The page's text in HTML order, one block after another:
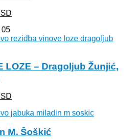
450.00 RSD.
LOZE – Dragoljub Žunjić,
je:
M. Šoškić